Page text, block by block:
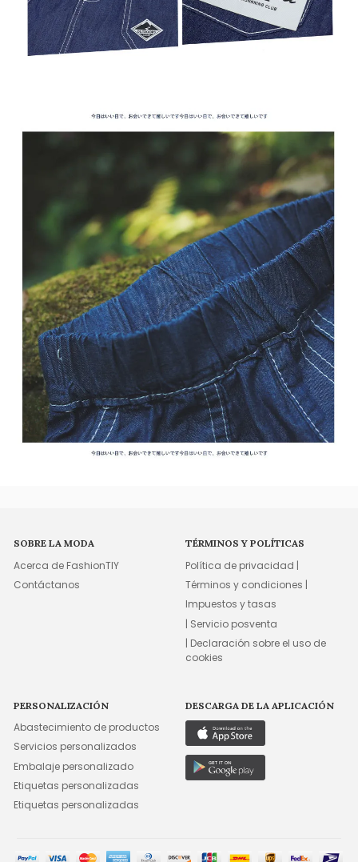
SOBRE LA MODA
Acerca de FashionTIY
Contáctanos
TÉRMINOS Y POLÍTICAS
Política de privacidad |
Términos y condiciones |
Impuestos y tasas
| Servicio posventa
| Declaración sobre el uso de
cookies
PERSONALIZACIÓN
Abastecimiento de productos
Servicios personalizados
Embalaje personalizado
Etiquetas personalizadas
Etiquetas personalizadas
DESCARGA DE LA APLICACIÓN